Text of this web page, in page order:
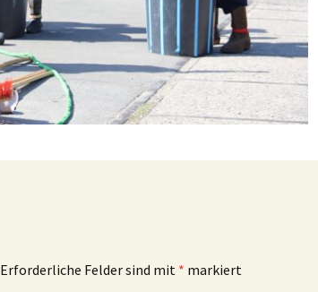
Erforderliche Felder sind mit * markiert